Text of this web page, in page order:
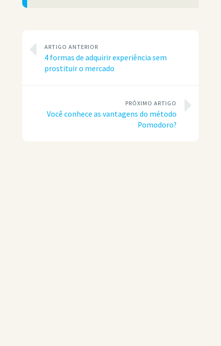
ARTIGO ANTERIOR
4 formas de adquirir experiência sem
prostituir o mercado
PRÓXIMO ARTIGO
Você conhece as vantagens do método
Pomodoro?